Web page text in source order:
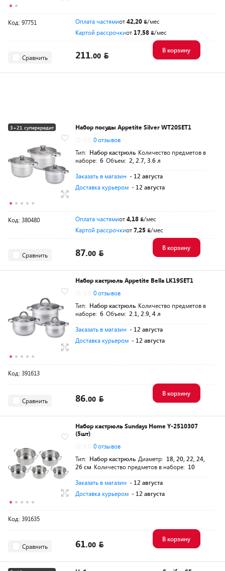
Код: 97751 Оплата частямиот42,20
/мес
Картой рассрочкиот 17,58 /мес
Сравнить 211.00
В корзину
3+21 суперкредит
Набор посуды Appetite Silver WT20SET1
0 отзывов
Тип: Набор кастрюль Количество предметов в
наборе: 6 Объем: 2, 2.7, 3.6 л
Заказать в магазин - 12 августа
Доставка курьером - 12 августа
Код: 380480 Оплата частямиот4,18
/мес
Картой рассрочкиот7,25 /мес
Сравнить 87.00
В корзину
Набор кастрюль Appetite Bella LK19SET1
0 отзывов
Тип: Набор кастрюль Количество предметов в
наборе: 6 Объем: 2.1, 2.9, 4 л
Заказать в магазин - 12 августа
Доставка курьером - 12 августа
Код: 391613
Сравнить 86.00
В корзину
Набор кастрюль Sundays Home Y-2510307
(5шт)
0 отзывов
Тип: Набор кастрюль Диаметр: 18, 20, 22, 24,
26 см Количество предметов в наборе: 10
Заказать в магазин - 12 августа
Доставка курьером - 12 августа
Код: 391635
Сравнить 61.00
В корзину